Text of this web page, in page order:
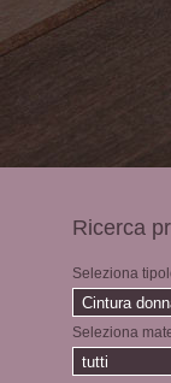
Ricerca
Seleziona
Seleziona